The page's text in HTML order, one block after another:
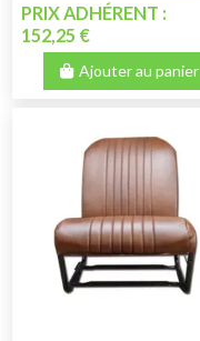
PRIX ADHÉRENT :
152,25 €
Ajouter au panier